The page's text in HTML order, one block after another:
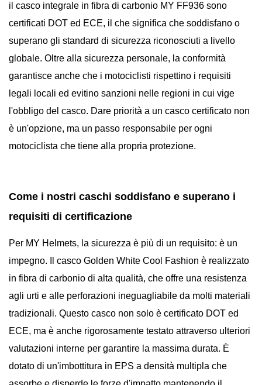
il casco integrale in fibra di carbonio MY FF936 sono
certificati DOT ed ECE, il che significa che soddisfano o
superano gli standard di sicurezza riconosciuti a livello
globale. Oltre alla sicurezza personale, la conformità
garantisce anche che i motociclisti rispettino i requisiti
legali locali ed evitino sanzioni nelle regioni in cui vige
l'obbligo del casco. Dare priorità a un casco certificato non
è un'opzione, ma un passo responsabile per ogni
motociclista che tiene alla propria protezione.
Come i nostri caschi soddisfano e superano i
requisiti di certificazione
Per MY Helmets, la sicurezza è più di un requisito: è un
impegno. Il casco Golden White Cool Fashion è realizzato
in fibra di carbonio di alta qualità, che offre una resistenza
agli urti e alle perforazioni ineguagliabile da molti materiali
tradizionali. Questo casco non solo è certificato DOT ed
ECE, ma è anche rigorosamente testato attraverso ulteriori
valutazioni interne per garantire la massima durata. È
dotato di un'imbottitura in EPS a densità multipla che